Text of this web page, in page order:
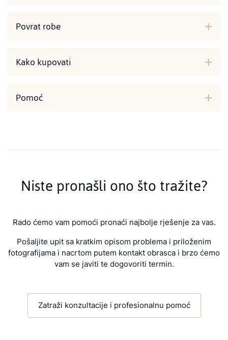
Povrat robe
Kako kupovati
Pomoć
Niste pronašli ono što tražite?
Rado ćemo vam pomoći pronaći najbolje rješenje za vas.
Pošaljite upit sa kratkim opisom problema i priloženim
fotografijama i nacrtom putem kontakt obrasca i brzo ćemo
vam se javiti te dogovoriti termin.
Zatraži konzultacije i profesionalnu pomoć